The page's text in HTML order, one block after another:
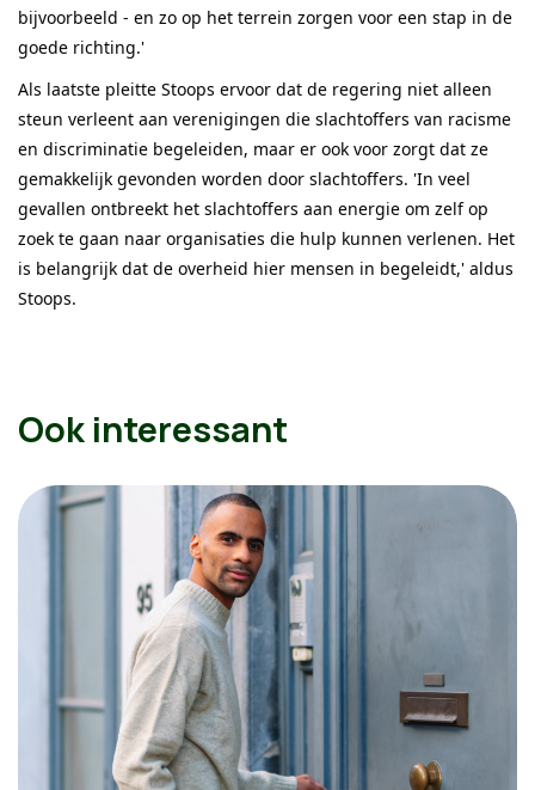
bijvoorbeeld - en zo op het terrein zorgen voor een stap in de
goede richting.'
Als laatste pleitte Stoops ervoor dat de regering niet alleen
steun verleent aan verenigingen die slachtoffers van racisme
en discriminatie begeleiden, maar er ook voor zorgt dat ze
gemakkelijk gevonden worden door slachtoffers. 'In veel
gevallen ontbreekt het slachtoffers aan energie om zelf op
zoek te gaan naar organisaties die hulp kunnen verlenen. Het
is belangrijk dat de overheid hier mensen in begeleidt,' aldus
Stoops.
Ook interessant